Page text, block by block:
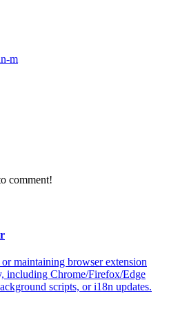
m
comment!
maintaining browser extension
including Chrome/Firefox/Edge
scripts, or i18n updates.